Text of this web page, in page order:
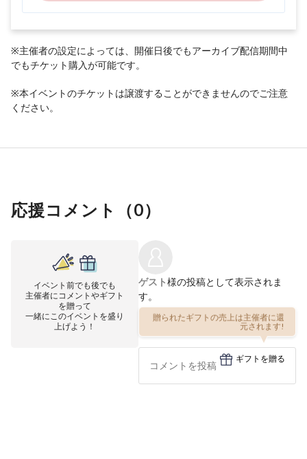
※主催者の設定によっては、開催日後でもアーカイブ配信期間中
でもチケット購入が可能です。
※本イベントのチケットは譲渡することができませんのでご注意
ください。
応援コメント（0）
イベント前でも後でも
主催者にコメントやギフト
を贈って
一緒にこのイベントを盛り
上げよう！
ゲスト様の投稿として表示されま
す。
贈られたギフトの売上は主催者に還
元されます!
ギフトを贈る